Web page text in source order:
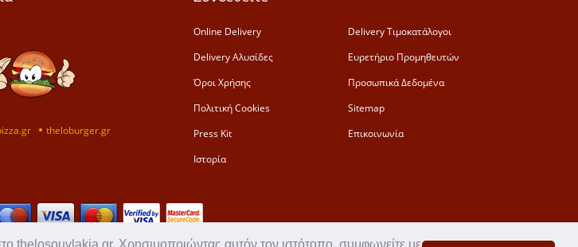
thelosouvlakia.gr. Χρησιμοποιώντας αυτόν τον ιστότοπο, συμφωνείτε με
theloburger.gr
Online Delivery
Delivery Τιμοκατάλογοι
Delivery Αλυσίδες
Ευρετήριο Προμηθευτών
Όροι Χρήσης
Προσωπικά Δεδομένα
Πολιτική Cookies
Sitemap
Press Kit
Επικοινωνία
Ιστορία